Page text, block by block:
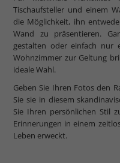
Tischaufsteller und einem
die Möglichkeit, ihn
Wand zu präsentieren.
gestalten oder einfach nur
Wohnzimmer zur Geltung
ideale Wahl.
Geben Sie Ihren Fotos den
Sie sie in diesem
Sie Ihren persönlichen Stil
Erinnerungen in einem
Leben erweckt.